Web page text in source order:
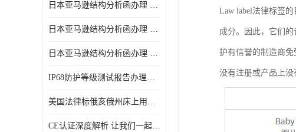
日本亚马逊结构分析函办理 日本亚马逊 电饭煲
日本亚马逊结构分析函办理 日本亚马逊 热水壶等；
日本亚马逊结构分析函办理 日本亚马逊 果汁搅拌机
IP68防护等级测试报告办理标准要求
美国法律标俄亥俄州床上用品许可证讲解！
CE认证深度解析 让我们一起来认识CE认证
Law label法律标签
成分。因此，它们
护有信誉的制造商免
没有注册或产品上没